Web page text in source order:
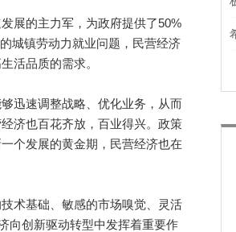
展的主力军，为政府提供了50%
城镇劳动力就业问题，民营经济
活品质的需求。
迅速调整战略、优化业务，从而
济也百花齐放，百业得兴。政策
个发展的黄金期，民营经济也在
术基础、敏感的市场嗅觉、灵活
向创新驱动转型中发挥着重要作